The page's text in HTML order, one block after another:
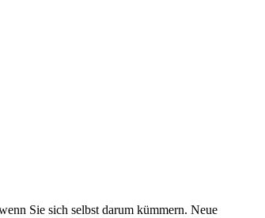
Sie sich selbst darum kümmern. Neue